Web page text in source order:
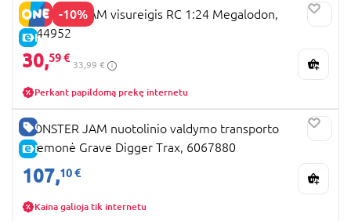
-10%
E-KAINA
MONSTER JAM visureigis RC 1:24 Megalodon,
6044952
30,59 €
33,99 €
Perkant papildomą prekę internetu
GERA KAINA
E-KAINA
MONSTER JAM nuotolinio valdymo transporto
priemonė Grave Digger Trax, 6067880
107,10 €
Kaina galioja tik internetu